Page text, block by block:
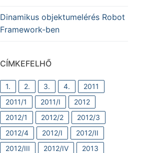
Dinamikus objektumelérés Robot
Framework-ben
CÍMKEFELHŐ
1. 2. 3. 4.
2011
2011/1
2011/I
2012
2012/1
2012/2
2012/3
2012/4
2012/I
2012/II
2012/III
2012/IV
2013